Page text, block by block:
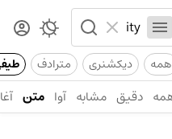
همه دیکشنری مترادف
دقیق مشابه آوا متن